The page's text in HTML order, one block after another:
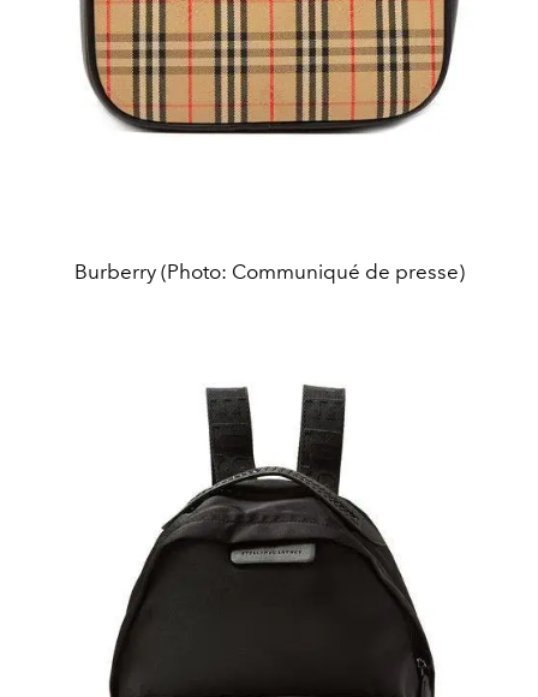
Burberry (Photo: Communiqué de presse)